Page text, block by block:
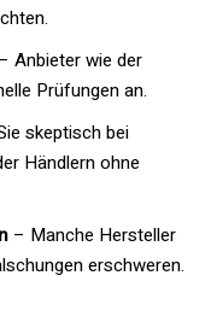
– Anbieter wie der
Prüfungen an.
skeptisch bei
Händlern ohne
– Manche Hersteller
erschweren.